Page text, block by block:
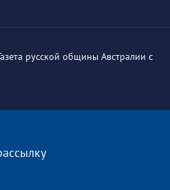
русской общины Австралии с